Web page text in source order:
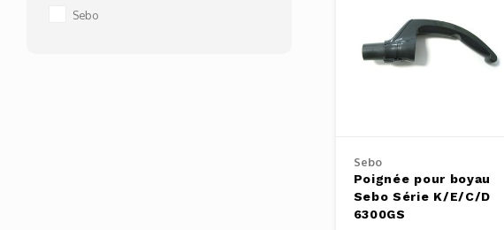
Sebo
Sebo
Poignée pour boyau
Sebo Série K/E/C/D
6300GS